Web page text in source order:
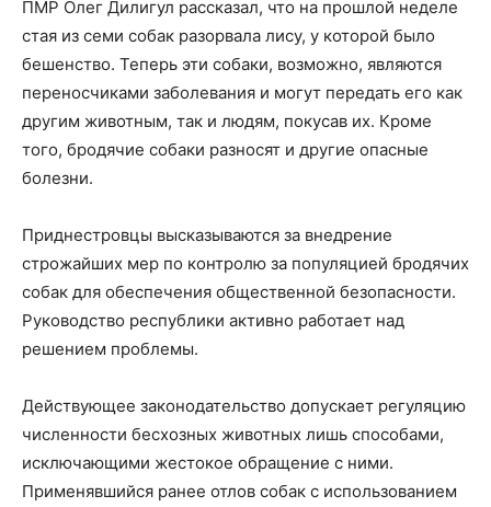
ПМР Олег Дилигул рассказал, что на прошлой неделе
стая из семи собак разорвала лису, у которой было
бешенство. Теперь эти собаки, возможно, являются
переносчиками заболевания и могут передать его как
другим животным, так и людям, покусав их. Кроме
того, бродячие собаки разносят и другие опасные
болезни.
Приднестровцы высказываются за внедрение
строжайших мер по контролю за популяцией бродячих
собак для обеспечения общественной безопасности.
Руководство республики активно работает над
решением проблемы.
Действующее законодательство допускает регуляцию
численности бесхозных животных лишь способами,
исключающими жестокое обращение с ними.
Применявшийся ранее отлов собак с использованием